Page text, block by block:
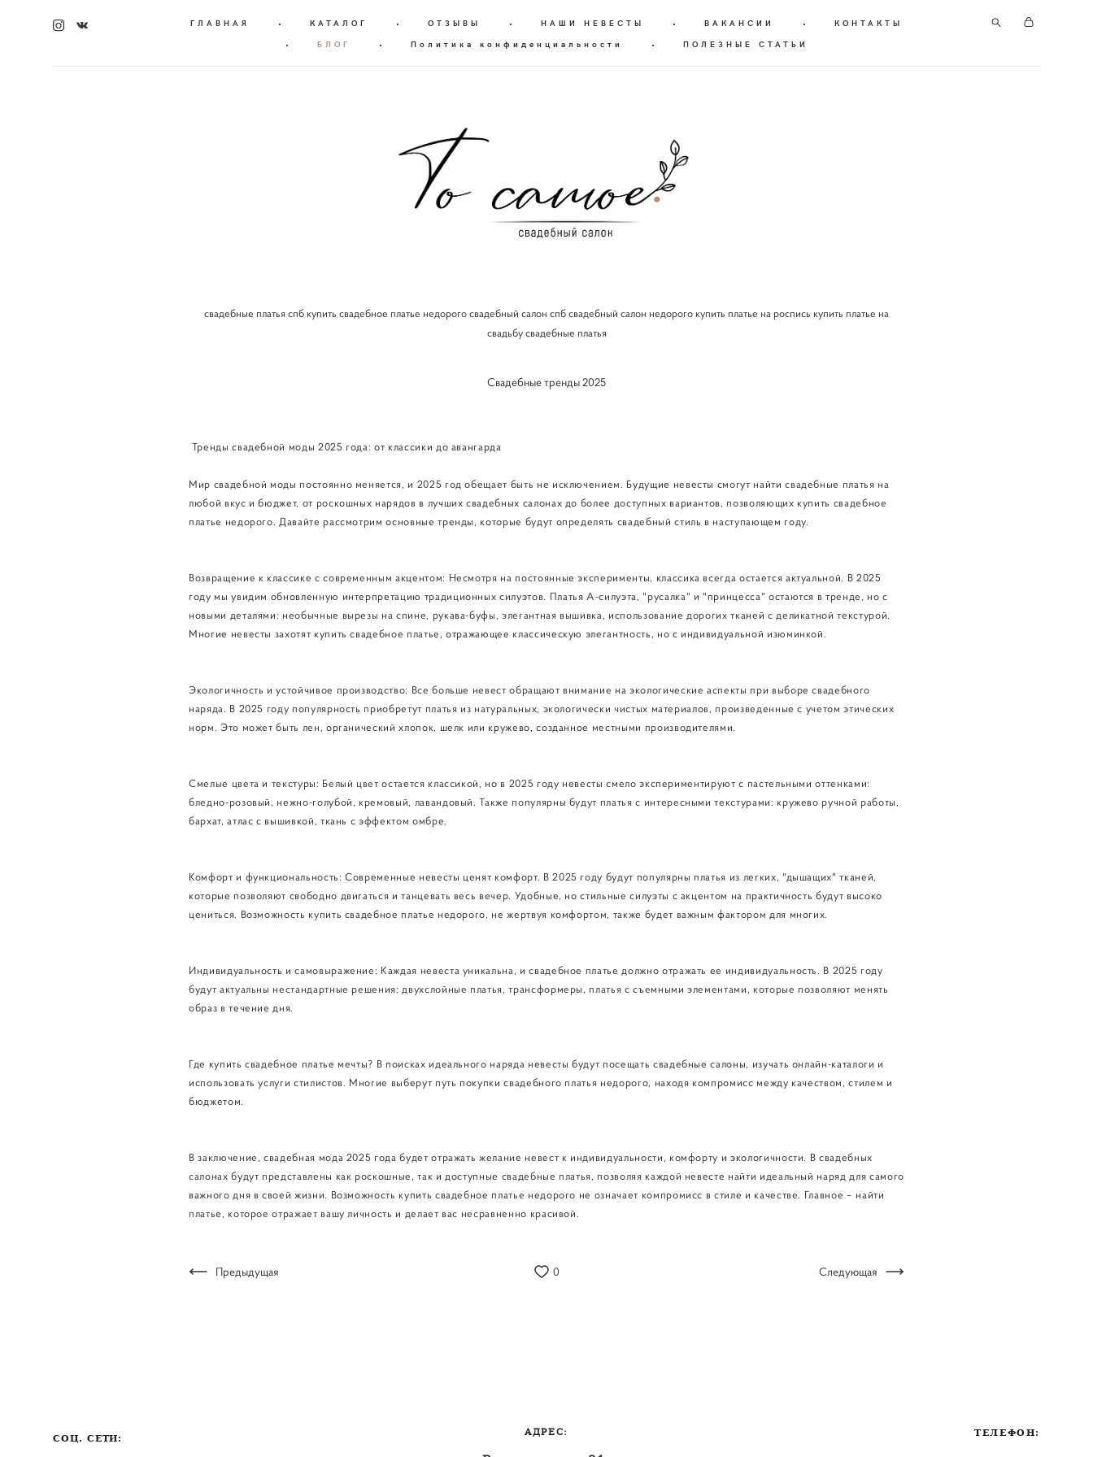
ГЛАВНАЯ • КАТАЛОГ • ОТЗЫВЫ • НАШИ НЕВЕСТЫ • ВАКАНСИИ •
КОНТАКТЫ
•
БЛОГ • Политика конфиденциальности • ПОЛЕЗНЫЕ СТАТЬИ
свадебные платья спб купить свадебное платье недорого свадебный салон спб свадебный салон недорого купить платье на роспись купить платье на
свадьбу свадебные платья
Свадебные тренды 2025
Тренды свадебной моды 2025 года: от классики до авангарда
Мир свадебной моды постоянно меняется, и 2025 год обещает быть не исключением. Будущие невесты смогут найти свадебные платья на
любой вкус и бюджет, от роскошных нарядов в лучших свадебных салонах до более доступных вариантов, позволяющих купить свадебное
платье недорого. Давайте рассмотрим основные тренды, которые будут определять свадебный стиль в наступающем году.
Возвращение к классике с современным акцентом: Несмотря на постоянные эксперименты, классика всегда остается актуальной. В 2025
году мы увидим обновленную интерпретацию традиционных силуэтов. Платья А-силуэта, "русалка" и "принцесса" остаются в тренде, но с
новыми деталями: необычные вырезы на спине, рукава-буфы, элегантная вышивка, использование дорогих тканей с деликатной текстурой.
Многие невесты захотят купить свадебное платье, отражающее классическую элегантность, но с индивидуальной изюминкой.
Экологичность и устойчивое производство: Все больше невест обращают внимание на экологические аспекты при выборе свадебного
наряда. В 2025 году популярность приобретут платья из натуральных, экологически чистых материалов, произведенные с учетом этических
норм. Это может быть лен, органический хлопок, шелк или кружево, созданное местными производителями.
Смелые цвета и текстуры: Белый цвет остается классикой, но в 2025 году невесты смело экспериментируют с пастельными оттенками:
бледно-розовый, нежно-голубой, кремовый, лавандовый. Также популярны будут платья с интересными текстурами: кружево ручной работы,
бархат, атлас с вышивкой, ткань с эффектом омбре.
Комфорт и функциональность: Современные невесты ценят комфорт. В 2025 году будут популярны платья из легких, "дышащих" тканей,
которые позволяют свободно двигаться и танцевать весь вечер. Удобные, но стильные силуэты с акцентом на практичность будут высоко
цениться. Возможность купить свадебное платье недорого, не жертвуя комфортом, также будет важным фактором для многих.
Индивидуальность и самовыражение: Каждая невеста уникальна, и свадебное платье должно отражать ее индивидуальность. В 2025 году
будут актуальны нестандартные решения: двухслойные платья, трансформеры, платья с съемными элементами, которые позволяют менять
образ в течение дня.
Где купить свадебное платье мечты? В поисках идеального наряда невесты будут посещать свадебные салоны, изучать онлайн-каталоги и
использовать услуги стилистов. Многие выберут путь покупки свадебного платья недорого, находя компромисс между качеством, стилем и
бюджетом.
В заключение, свадебная мода 2025 года будет отражать желание невест к индивидуальности, комфорту и экологичности. В свадебных
салонах будут представлены как роскошные, так и доступные свадебные платья, позволяя каждой невесте найти идеальный наряд для самого
важного дня в своей жизни. Возможность купить свадебное платье недорого не означает компромисс в стиле и качестве. Главное – найти
платье, которое отражает вашу личность и делает вас несравненно красивой.
0
Предыдущая Следующая
СОЦ. СЕТИ: АДРЕС: ТЕЛЕФОН: